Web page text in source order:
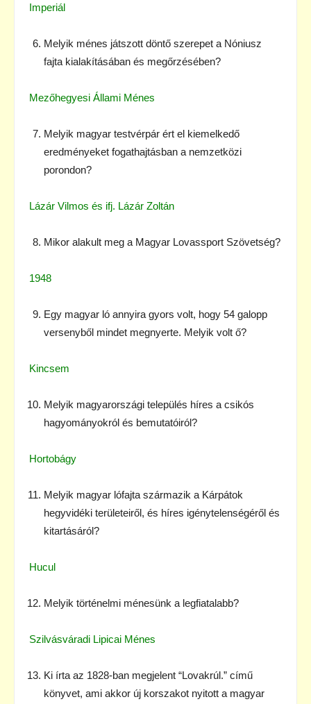
Imperiál
Melyik ménes játszott döntő szerepet a Nóniusz
fajta kialakításában és megőrzésében?
Mezőhegyesi Állami Ménes
Melyik magyar testvérpár ért el kiemelkedő
eredményeket fogathajtásban a nemzetközi
porondon?
Lázár Vilmos és ifj. Lázár Zoltán
Mikor alakult meg a Magyar Lovassport Szövetség?
1948
Egy magyar ló annyira gyors volt, hogy 54 galopp
versenyből mindet megnyerte. Melyik volt ő?
Kincsem
Melyik magyarországi település híres a csikós
hagyományokról és bemutatóiról?
Hortobágy
Melyik magyar lófajta származik a Kárpátok
hegyvidéki területeiről, és híres igénytelenségéről és
kitartásáról?
Hucul
Melyik történelmi ménesünk a legfiatalabb?
Szilvásváradi Lipicai Ménes
Ki írta az 1828-ban megjelent “Lovakrúl.” című
könyvet, ami akkor új korszakot nyitott a magyar